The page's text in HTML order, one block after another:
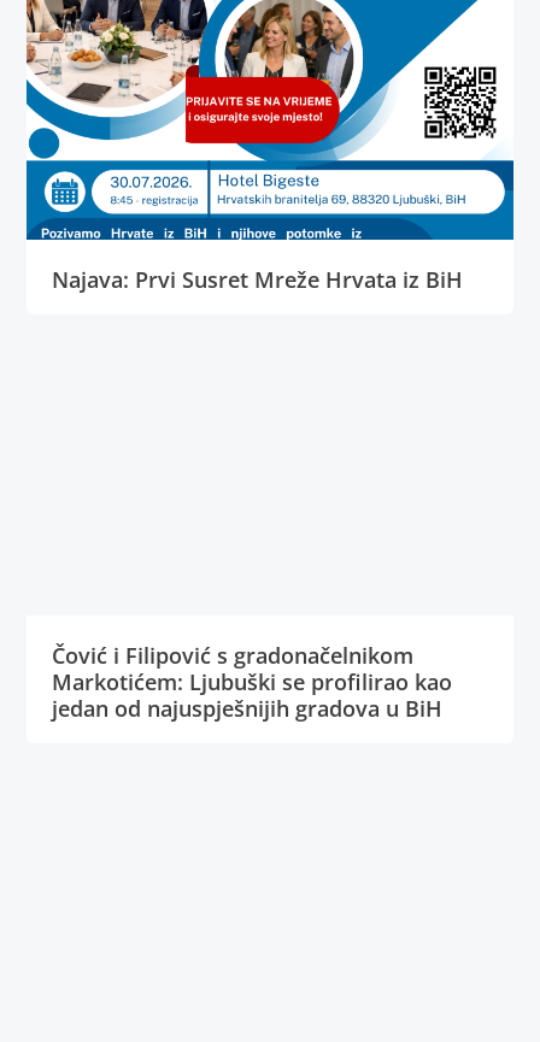
Najava: Prvi Susret Mreže Hrvata iz BiH
Čović i Filipović s gradonačelnikom
Markotićem: Ljubuški se profilirao kao
jedan od najuspješnijih gradova u BiH